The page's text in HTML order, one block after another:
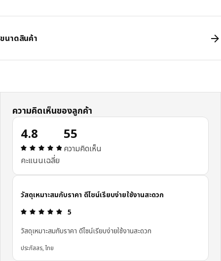
ขนาดสินค้า
ความคิดเห็นของลูกค้า
4.8
ความคิดเห็น: 4.8 จาก 5 ดาว รีวิวทั้งหมด: 55
คะแนนเฉลี่ย
55
ความคิดเห็น
วัสดุเหมาะสมกับราคา ดีไซน์เรียบง่ายใช้งานสะดวก
ความคิดเห็น: 5 จาก 5 ดาว
5
วัสดุเหมาะสมกับราคา ดีไซน์เรียบง่ายใช้งานสะดวก
ประภัสสร, ไทย